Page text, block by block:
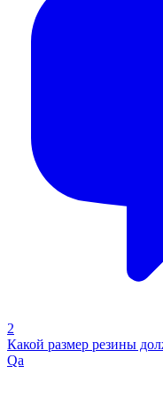
2
Какой размер резины
Qa